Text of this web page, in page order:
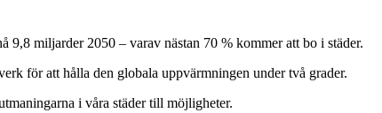
miljarder 2050 – varav nästan 70 % kommer att bo i städer.
för att hålla den globala uppvärmningen under två grader.
i våra städer till möjligheter.